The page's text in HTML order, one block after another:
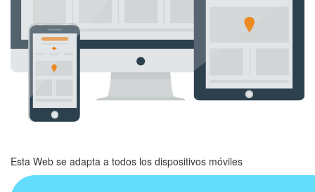
Esta Web se adapta a todos los dispositivos móviles